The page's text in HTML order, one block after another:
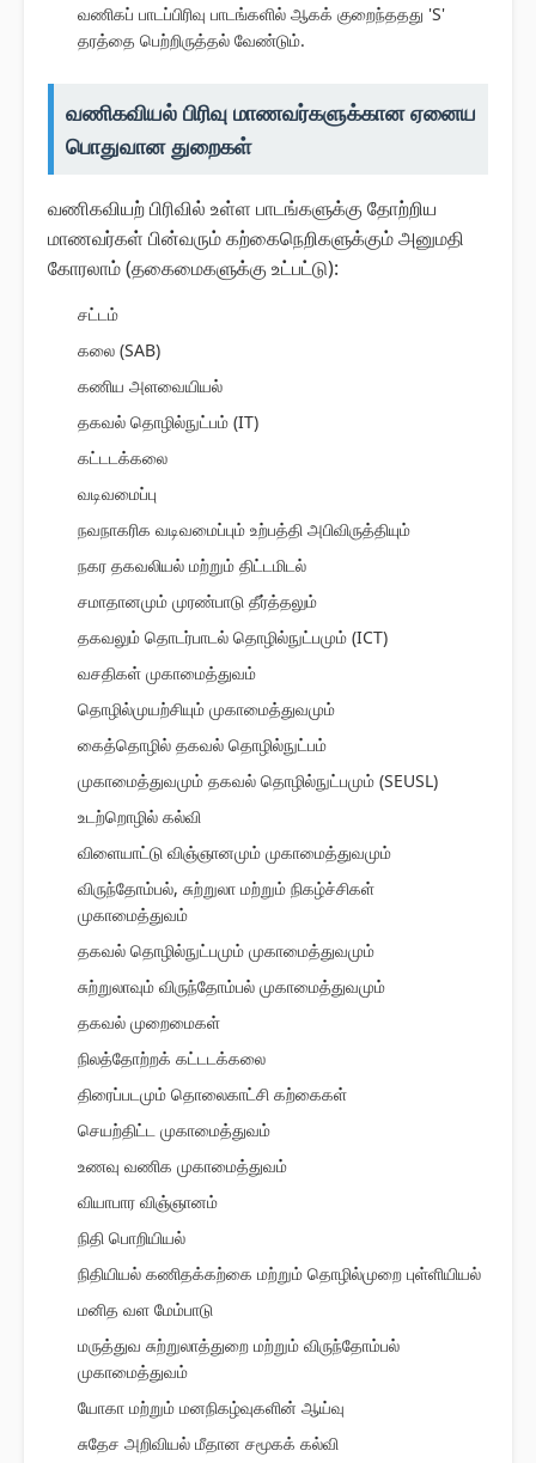
வணிகப் பாடப்பிரிவு பாடங்களில் ஆகக் குறைந்ததது 'S'
தரத்தை பெற்றிருத்தல் வேண்டும்.
வணிகவியல் பிரிவு மாணவர்களுக்கான ஏனைய
பொதுவான துறைகள்
வணிகவியற் பிரிவில் உள்ள பாடங்களுக்கு தோற்றிய
மாணவர்கள் பின்வரும் கற்கைநெறிகளுக்கும் அனுமதி
கோரலாம் (தகைமைகளுக்கு உட்பட்டு):
சட்டம்
கலை (SAB)
கணிய அளவையியல்
தகவல் தொழில்நுட்பம் (IT)
கட்டடக்கலை
வடிவமைப்பு
நவநாகரிக வடிவமைப்பும் உற்பத்தி அபிவிருத்தியும்
நகர தகவலியல் மற்றும் திட்டமிடல்
சமாதானமும் முரண்பாடு தீர்த்தலும்
தகவலும் தொடர்பாடல் தொழில்நுட்பமும் (ICT)
வசதிகள் முகாமைத்துவம்
தொழில்முயற்சியும் முகாமைத்துவமும்
கைத்தொழில் தகவல் தொழில்நுட்பம்
முகாமைத்துவமும் தகவல் தொழில்நுட்பமும் (SEUSL)
உடற்றொழில் கல்வி
விளையாட்டு விஞ்ஞானமும் முகாமைத்துவமும்
விருந்தோம்பல், சுற்றுலா மற்றும் நிகழ்ச்சிகள்
முகாமைத்துவம்
தகவல் தொழில்நுட்பமும் முகாமைத்துவமும்
சுற்றுலாவும் விருந்தோம்பல் முகாமைத்துவமும்
தகவல் முறைமைகள்
நிலத்தோற்றக் கட்டடக்கலை
திரைப்படமும் தொலைகாட்சி கற்கைகள்
செயற்திட்ட முகாமைத்துவம்
உணவு வணிக முகாமைத்துவம்
வியாபார விஞ்ஞானம்
நிதி பொறியியல்
நிதியியல் கணிதக்கற்கை மற்றும் தொழில்முறை புள்ளியியல்
மனித வள மேம்பாடு
மருத்துவ சுற்றுலாத்துறை மற்றும் விருந்தோம்பல்
முகாமைத்துவம்
யோகா மற்றும் மனநிகழ்வுகளின் ஆய்வு
சுதேச அறிவியல் மீதான சமூகக் கல்வி